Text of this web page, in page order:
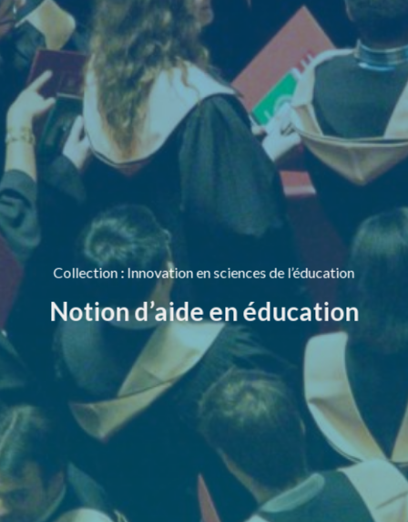
Collection : Innovation en sciences de l’éducation
Notion d’aide en éducation